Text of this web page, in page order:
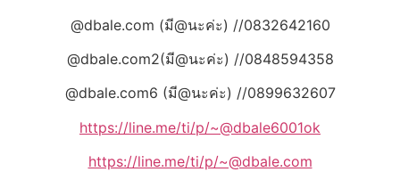
@dbale.com (มี@นะค่ะ) //0832642160
@dbale.com2(มี@นะค่ะ) //0848594358
@dbale.com6 (มี@นะค่ะ) //0899632607
https://line.me/ti/p/~@dbale6001ok
https://line.me/ti/p/~@dbale.com